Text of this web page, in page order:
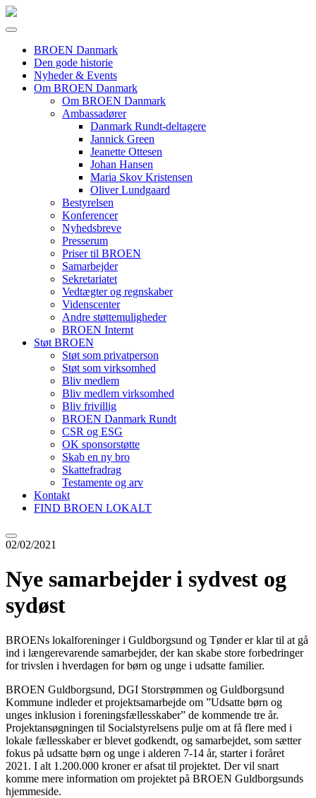
BROEN Danmark
Den gode historie
Nyheder & Events
Om BROEN Danmark
Om BROEN Danmark
Ambassadører
Danmark Rundt-deltagere
Jannick Green
Jeanette Ottesen
Johan Hansen
Maria Skov Kristensen
Oliver Lundgaard
Bestyrelsen
Konferencer
Nyhedsbreve
Presserum
Priser til BROEN
Samarbejder
Sekretariatet
Vedtægter og regnskaber
Videnscenter
Andre støttemuligheder
BROEN Internt
Støt BROEN
Støt som privatperson
Støt som virksomhed
Bliv medlem
Bliv medlem virksomhed
Bliv frivillig
BROEN Danmark Rundt
CSR og ESG
OK sponsorstøtte
Skab en ny bro
Skattefradrag
Testamente og arv
Kontakt
FIND BROEN LOKALT
02/02/2021
Nye samarbejder i sydvest og
sydøst
BROENs lokalforeninger i Guldborgsund og Tønder er klar til at gå
ind i længerevarende samarbejder, der kan skabe store forbedringer
for trivslen i hverdagen for børn og unge i udsatte familier.
BROEN Guldborgsund, DGI Storstrømmen og Guldborgsund
Kommune indleder et projektsamarbejde om ”Udsatte børn og
unges inklusion i foreningsfællesskaber” de kommende tre år.
Projektansøgningen til Socialstyrelsens pulje om at få flere med i
lokale fællesskaber er blevet godkendt, og samarbejdet, som sætter
fokus på udsatte børn og unge i alderen 7-14 år, starter i foråret
2021. I alt 1.200.000 kroner er afsat til projektet. Der vil snart
komme mere information om projektet på BROEN Guldborgsunds
hjemmeside.